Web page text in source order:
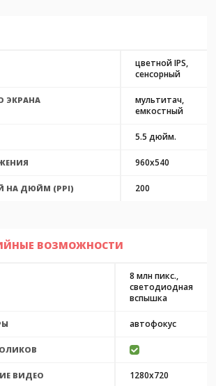
цветной IPS,
сенсорный
ЭКРАНА
мультитач,
емкостный
5.5 дюйм.
960x540
НА ДЮЙМ (PPI) 200
ВОЗМОЖНОСТИ
8 млн пикс.,
светодиодная
вспышка
автофокус
ВИДЕО 1280x720